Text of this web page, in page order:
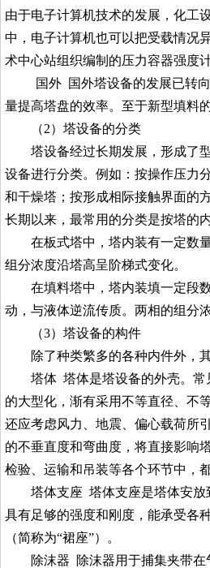
由于电子计算机技术的发展，化工
中，电子计算机也可以把受载情况
术中心站组织编制的压力容器强度
国外 国外塔设备的发展已转
量提高塔盘的效率。至于新型填料
（2）塔设备的分类
塔设备经过长期发展，形成了
设备进行分类。例如：按操作压力
和干燥塔；按形成相际接触界面的
长期以来，最常用的分类是按塔
在板式塔中，塔内装有一定数
组分浓度沿塔高呈阶梯式变化。
在填料塔中，塔内装填一定段
动，与液体逆流传质。两相的组分
（3）塔设备的构件
除了种类繁多的各种内件外，
塔体 塔体是塔设备的外壳。常
的大型化，渐有采用不等直径、不
还应考虑风力、地震、偏心载荷所
的不垂直度和弯曲度，将直接影响
检验、运输和吊装等各个环节中，
塔体支座 塔体支座是塔体安放
具有足够的强度和刚度，能承受各
（简称为“裙座”）。
除沫器 除沫器用于捕集夹带